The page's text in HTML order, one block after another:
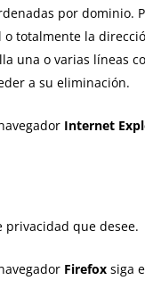
por dominio.
totalmente la
una o varias líneas
a su eliminación.
Internet
privacidad que desee.
Firefox siga